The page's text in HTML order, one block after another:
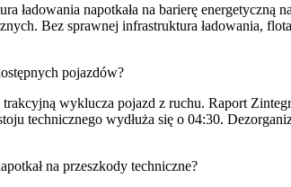
ładowania napotkała na barierę
Bez sprawnej infrastruktura ładowania,
pojazdów?
wyklucza pojazd z ruchu. Raport
technicznego wydłuża się o 04:30.
na przeszkody techniczne?